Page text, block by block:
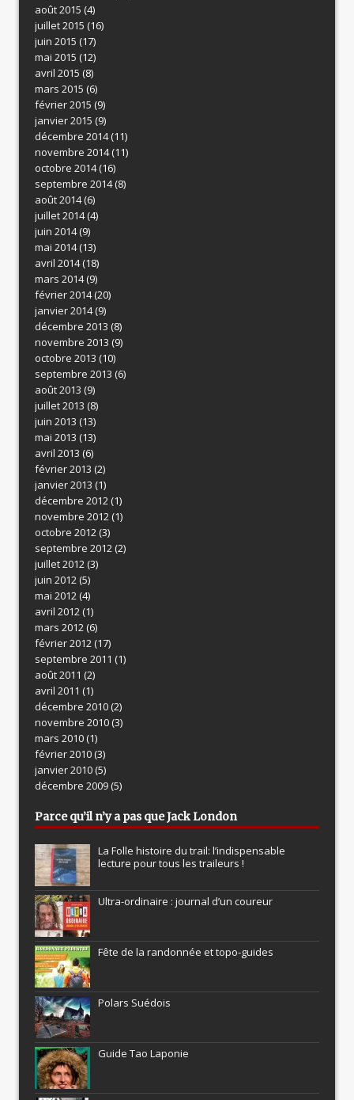
août 2015 (4)
juillet 2015 (16)
juin 2015 (17)
mai 2015 (12)
avril 2015 (8)
mars 2015 (6)
février 2015 (9)
janvier 2015 (9)
décembre 2014(11)
novembre 2014(11)
octobre 2014(16)
septembre 2014(8)
août 2014(6)
juillet 2014(4)
juin 2014(9)
mai 2014(13)
avril 2014(18)
mars 2014(9)
février 2014(20)
janvier 2014(9)
décembre 2013 (8)
novembre 2013 (9)
octobre 2013 (10)
septembre 2013 (6)
août 2013 (9)
juillet 2013 (8)
juin 2013 (13)
mai 2013 (13)
avril 2013 (6)
février 2013 (2)
janvier 2013 (1)
décembre 2012(1)
novembre 2012(1)
octobre 2012(3)
septembre 2012(2)
juillet 2012(3)
juin 2012(5)
mai 2012(4)
avril 2012(1)
mars 2012(6)
février 2012(17)
septembre 2011 (1)
août 2011 (2)
avril 2011 (1)
décembre 2010(2)
novembre 2010(3)
mars 2010(1)
février 2010(3)
janvier 2010(5)
décembre 2009(5)
Parce qu’il n’y a pas que Jack London
La Folle histoire du trail: l’indispensable
lecture pour tous les traileurs !
Ultra-ordinaire : journal d’un coureur
Fête de la randonnée et topo-guides
Polars Suédois
Guide Tao Laponie